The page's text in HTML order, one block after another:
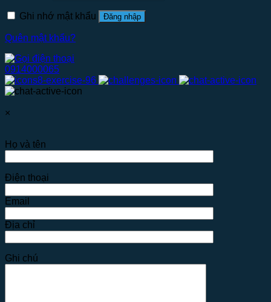
Ghi nhớ mật khẩu Đăng nhập
Quên mật khẩu?
0914000065
×
Họ và tên
Điện thoại
Email
Địa chỉ
Ghi chú